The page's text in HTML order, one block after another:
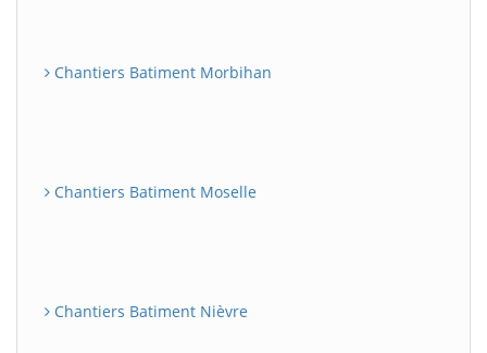
Chantiers Batiment Morbihan
Chantiers Batiment Moselle
Chantiers Batiment Nièvre